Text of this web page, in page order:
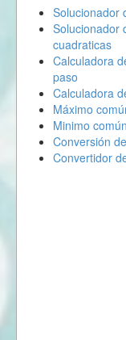
Solucionador
Solucionador
cuadraticas
Calculadora
paso
Calculadora
Máximo
Minimo
Conversión
Convertidor